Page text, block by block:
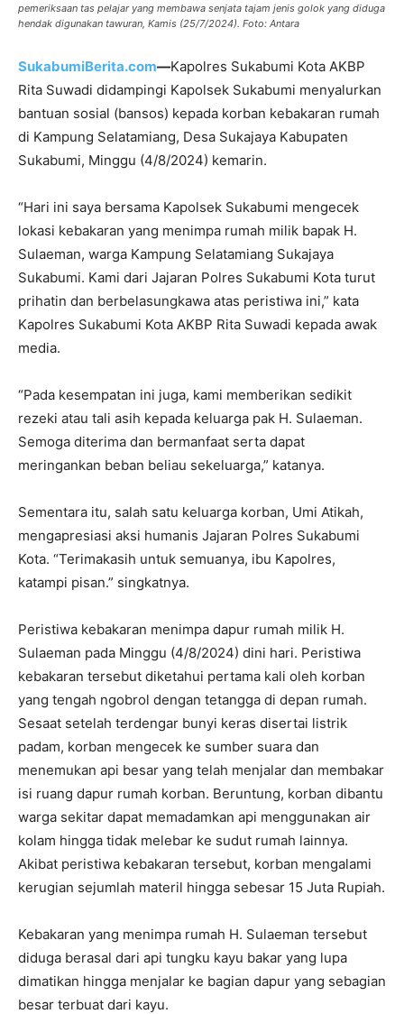
pemeriksaan tas pelajar yang membawa senjata tajam jenis golok yang diduga
hendak digunakan tawuran, Kamis (25/7/2024). Foto: Antara
SukabumiBerita.com—Kapolres Sukabumi Kota AKBP
Rita Suwadi didampingi Kapolsek Sukabumi menyalurkan
bantuan sosial (bansos) kepada korban kebakaran rumah
di Kampung Selatamiang, Desa Sukajaya Kabupaten
Sukabumi, Minggu (4/8/2024) kemarin.
“Hari ini saya bersama Kapolsek Sukabumi mengecek
lokasi kebakaran yang menimpa rumah milik bapak H.
Sulaeman, warga Kampung Selatamiang Sukajaya
Sukabumi. Kami dari Jajaran Polres Sukabumi Kota turut
prihatin dan berbelasungkawa atas peristiwa ini,” kata
Kapolres Sukabumi Kota AKBP Rita Suwadi kepada awak
media.
“Pada kesempatan ini juga, kami memberikan sedikit
rezeki atau tali asih kepada keluarga pak H. Sulaeman.
Semoga diterima dan bermanfaat serta dapat
meringankan beban beliau sekeluarga,” katanya.
Sementara itu, salah satu keluarga korban, Umi Atikah,
mengapresiasi aksi humanis Jajaran Polres Sukabumi
Kota. “Terimakasih untuk semuanya, ibu Kapolres,
katampi pisan.” singkatnya.
Peristiwa kebakaran menimpa dapur rumah milik H.
Sulaeman pada Minggu (4/8/2024) dini hari. Peristiwa
kebakaran tersebut diketahui pertama kali oleh korban
yang tengah ngobrol dengan tetangga di depan rumah.
Sesaat setelah terdengar bunyi keras disertai listrik
padam, korban mengecek ke sumber suara dan
menemukan api besar yang telah menjalar dan membakar
isi ruang dapur rumah korban. Beruntung, korban dibantu
warga sekitar dapat memadamkan api menggunakan air
kolam hingga tidak melebar ke sudut rumah lainnya.
Akibat peristiwa kebakaran tersebut, korban mengalami
kerugian sejumlah materil hingga sebesar 15 Juta Rupiah.
Kebakaran yang menimpa rumah H. Sulaeman tersebut
diduga berasal dari api tungku kayu bakar yang lupa
dimatikan hingga menjalar ke bagian dapur yang sebagian
besar terbuat dari kayu.